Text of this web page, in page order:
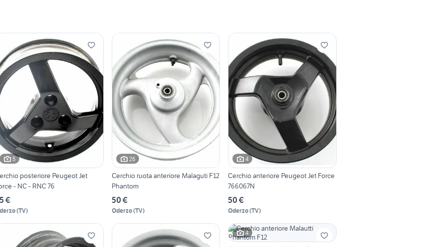
5
posteriore Peugeot Jet
- NC - RNC 76
€
(TV)
26
Cerchio ruota anteriore Malaguti F12
Phantom
50 €
Oderzo(TV)
4
Cerchio anteriore Peugeot Jet Force
766067N
50 €
Oderzo(TV)
4